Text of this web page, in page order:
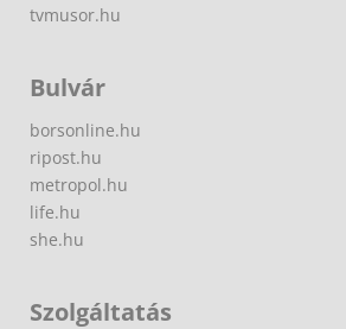
tvmusor.hu
Bulvár
borsonline.hu
ripost.hu
metropol.hu
life.hu
she.hu
Szolgáltatás